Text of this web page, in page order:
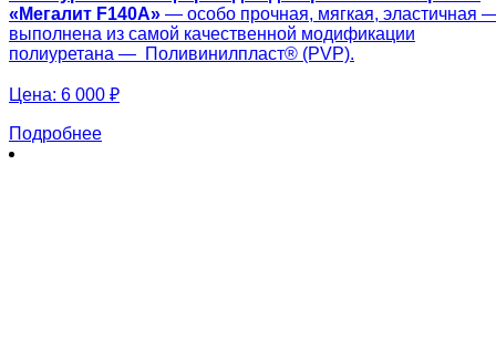
«Мегалит F140A» — особо прочная, мягкая, эластичная
выполнена из самой качественной модификации
полиуретана — Поливинилпласт® (PVP).
Цена: 6 000 ₽
Подробнее